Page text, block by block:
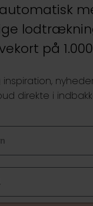
på
inspiration,
direkte i